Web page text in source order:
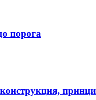
порога